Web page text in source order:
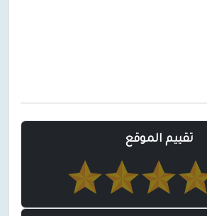
تقييم الموقع